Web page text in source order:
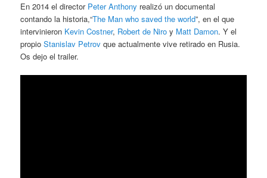
En 2014 el director Peter Anthony realizó un documental
contando la historia,“The Man who saved the world”, en el que
intervinieron Kevin Costner, Robert de Niro y Matt Damon. Y el
propioStanislav Petrov que actualmente vive retirado en Rusia.
Os dejo el trailer.